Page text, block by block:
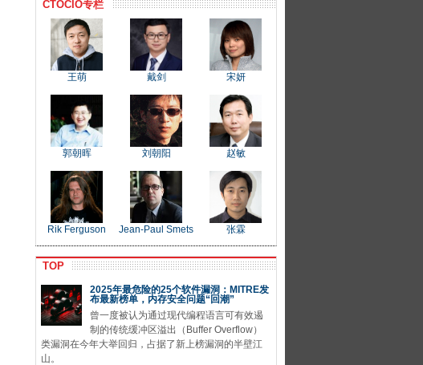
CTOCIO专栏
王萌 戴剑 宋妍
郭朝晖 刘朝阳 赵敏
Rik Ferguson Jean-Paul Smets 张霖
TOP
2025年最危险的25个软件漏洞：MITRE发
布最新榜单，内存安全问题“回潮”
曾一度被认为通过现代编程语言可有效遏
制的传统缓冲区溢出（Buffer Overflow）
类漏洞在今年大举回归，占据了新上榜漏洞的半壁江
山。